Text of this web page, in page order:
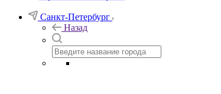
Санкт-Петербург
Назад